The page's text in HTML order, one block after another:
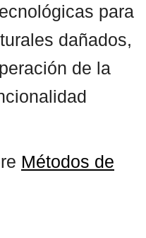
para
dañados,
de la
Métodos de